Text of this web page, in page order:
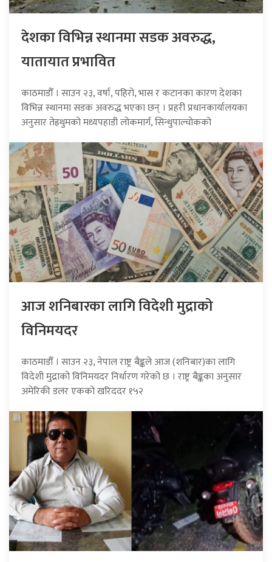
देशका विभिन्न स्थानमा सडक अवरुद्ध,
यातायात प्रभावित
काठमाडौँ । साउन २३, वर्षा, पहिरो, भास र कटानका कारण देशका
विभिन्न स्थानमा सडक अवरुद्ध भएका छन् । प्रहरी प्रधानकार्यालयका
अनुसार तेह्रथुमको मध्यपहाडी लोकमार्ग, सिन्धुपाल्चोकको
आज शनिबारका लागि विदेशी मुद्राको
विनिमयदर
काठमाडौँ । साउन २३, नेपाल राष्ट्र बैङ्कले आज (शनिबार)का लागि
विदेशी मुद्राको विनिमयदर निर्धारण गरेको छ । राष्ट्र बैङ्कका अनुसार
अमेरिकी डलर एकको खरिददर १५२